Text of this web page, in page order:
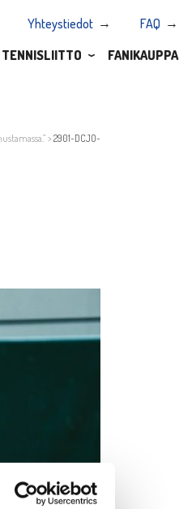
Yhteystiedot
FAQ
TENNISLIITTO FANIKAUPPA
>2901-DCJO-